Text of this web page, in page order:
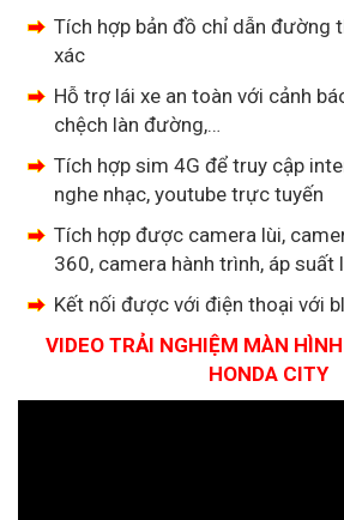
Tích hợp bản đồ chỉ dẫn đường
xác
Hỗ trợ lái xe an toàn với cảnh
chệch làn đường,…
Tích hợp sim 4G để truy cập
nghe nhạc, youtube trực tuyến
Tích hợp được camera lùi,
360, camera hành trình, áp suất
Kết nối được với điện thoại với
VIDEO TRẢI NGHIỆM MÀN
HONDA CITY